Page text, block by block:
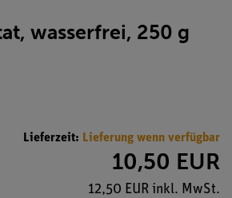
wasserfrei, 250 g
Lieferzeit: Lieferung wenn verfügbar
10,50 EUR
12,50 EUR inkl. MwSt.